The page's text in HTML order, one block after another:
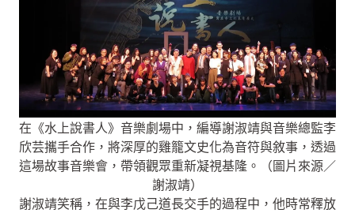
在《水上說書人》音樂劇場中，編導謝淑靖與音樂總監李
欣芸攜手合作，將深厚的雞籠文史化為音符與敘事，透過
這場故事音樂會，帶領觀眾重新凝視基隆。（圖片來源／
謝淑靖）
謝淑靖笑稱，在與李戊己道長交手的過程中，他時常釋放